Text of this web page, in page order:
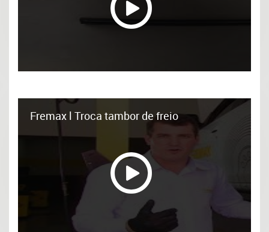
Fremax l Troca tambor de freio